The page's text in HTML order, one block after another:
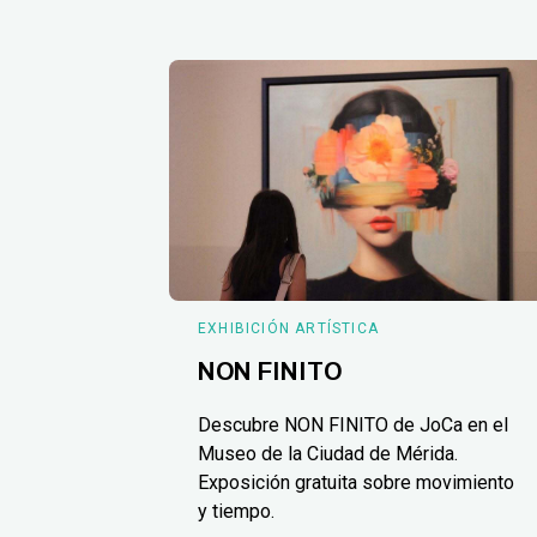
EXHIBICIÓN ARTÍSTICA
NON FINITO
Descubre NON FINITO de JoCa en el
Museo de la Ciudad de Mérida.
Exposición gratuita sobre movimiento
y tiempo.